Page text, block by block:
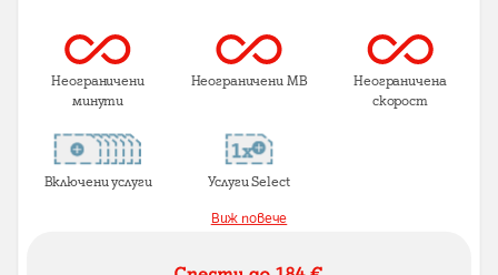
Неограничени
минути
Неограничени MB Неограничена
скорост
Включени услуги Услуги Select
Виж повече